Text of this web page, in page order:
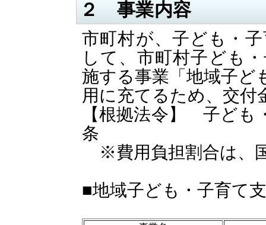
２ 事業内容
市町村が、子ども・
して、市町村子ども
施する事業「地域子ど
用に充てるため、交付
【根拠法令】 子ども
条
※費用負担割合は、
■地域子ども・子育て